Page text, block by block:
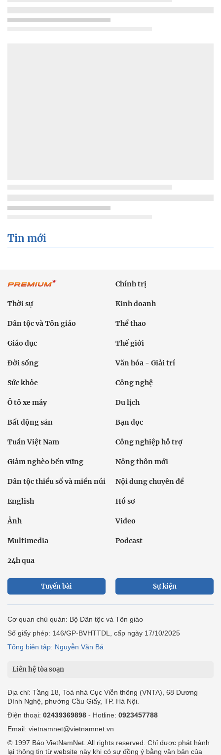
Tin mới
Chính trị
Thời sự Kinh doanh
Dân tộc và Tôn giáo Thể thao
Giáo dục Thế giới
Đời sống Văn hóa - Giải trí
Sức khỏe Công nghệ
Ô tô xe máy Du lịch
Bất động sản Bạn đọc
Tuần Việt Nam Công nghiệp hỗ trợ
Giảm nghèo bền vững Nông thôn mới
Dân tộc thiểu số và miền núi Nội dung chuyên đề
English Hồ sơ
Ảnh Video
Multimedia Podcast
24h qua
Tuyến bài Sự kiện
Cơ quan chủ quản: Bộ Dân tộc và Tôn giáo
Số giấy phép: 146/GP-BVHTTDL, cấp ngày 17/10/2025
Tổng biên tập: Nguyễn Văn Bá
Liên hệ tòa soạn
Địa chỉ: Tầng 18, Toà nhà Cục Viễn thông (VNTA), 68 Dương
Đình Nghệ, phường Cầu Giấy, TP. Hà Nội.
Điện thoại: 02439369898 - Hotline: 0923457788
Email: vietnamnet@vietnamnet.vn
© 1997 Báo VietNamNet. All rights reserved. Chỉ được phát hành
lại thông tin từ website này khi có sự đồng ý bằng văn bản của